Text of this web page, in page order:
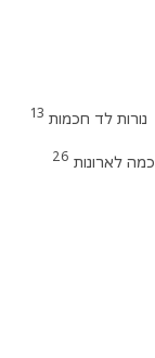
לד חכמות 13
לארונות 26